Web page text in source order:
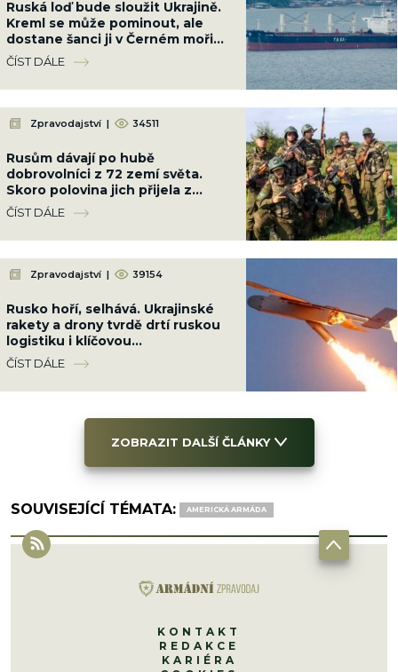
Ruská loď bude sloužit Ukrajině.
Kreml se může pominout, ale
dostane šanci ji v Černém moři
potopit
ČÍST DÁLE
Zpravodajství | 34511
Rusům dávají po hubě
dobrovolníci z 72 zemí světa.
Skoro polovina jich přijela z
Latinské Ameriky
ČÍST DÁLE
Zpravodajství | 39154
Rusko hoří, selhává. Ukrajinské
rakety a drony tvrdě drtí ruskou
logistiku i klíčovou
infrastrukturu, vojáci se nehnou
ČÍST DÁLE
ZOBRAZIT DALŠÍ ČLÁNKY
SOUVISEJÍCÍ TÉMATA: AMERICKÁ ARMÁDA
KONTAKT
REDAKCE
KARIÉRA